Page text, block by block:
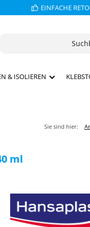
EINFACHE
& ISOLIEREN
Sie sind hier:
ml